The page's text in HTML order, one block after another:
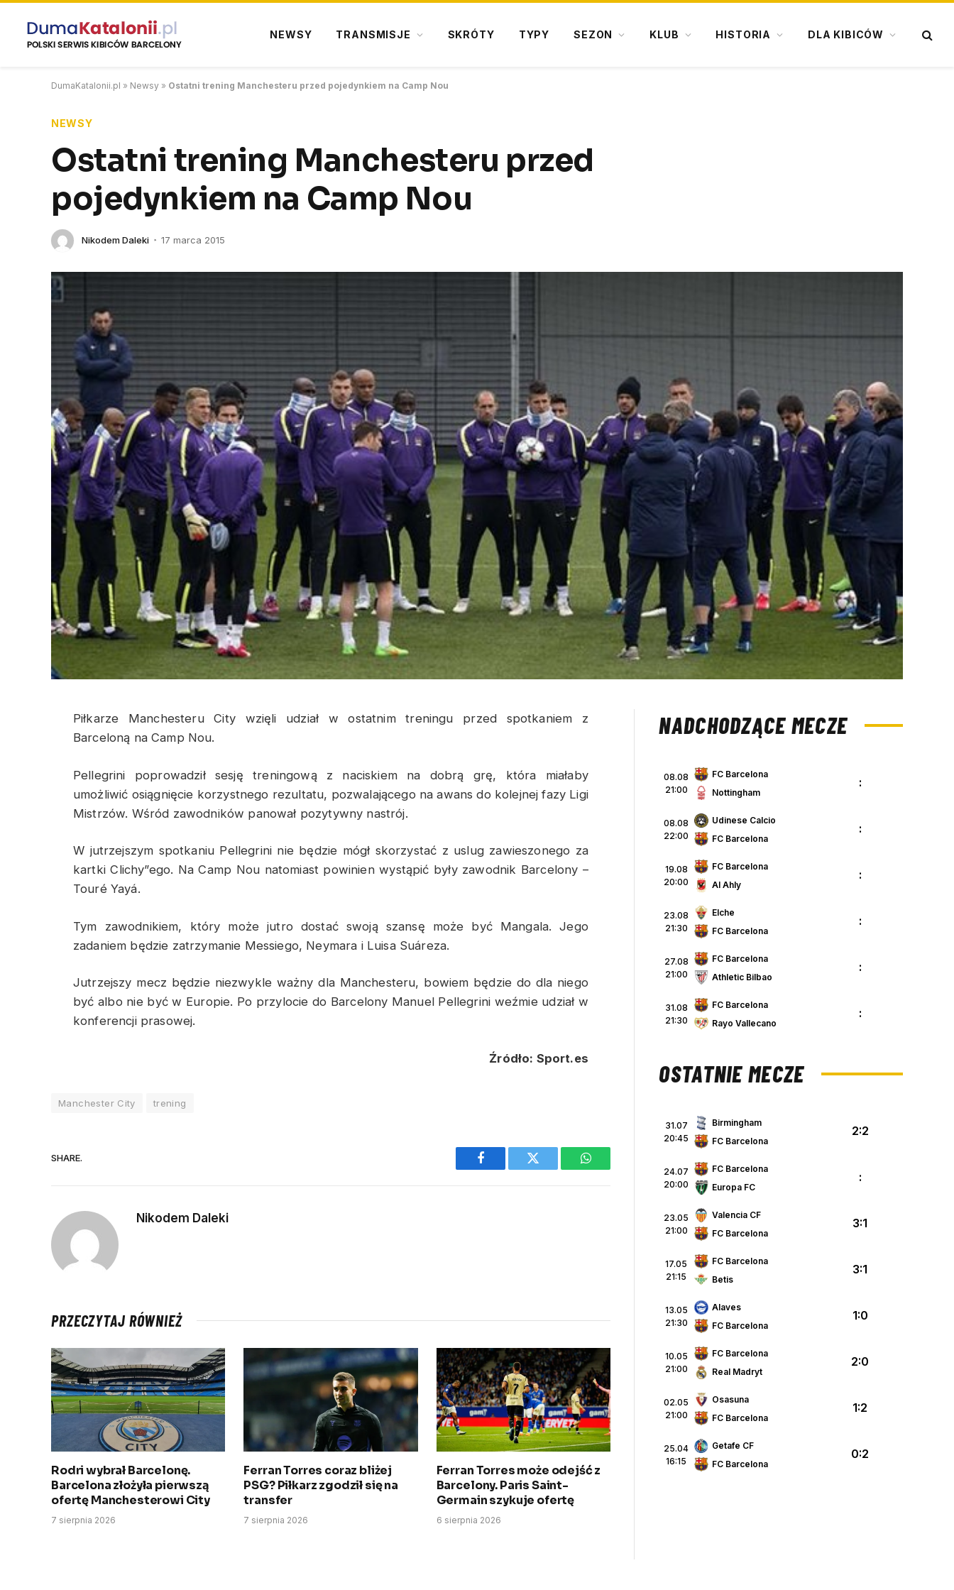
NEWSY TRANSMISJE SKRÓTY TYPY SEZON KLUB HISTORIA DLA KIBICÓW
DumaKatalonii.pl » Newsy » Ostatni trening Manchesteru przed pojedynkiem na Camp Nou
NEWSY
Ostatni trening Manchesteru przed
pojedynkiem na Camp Nou
Nikodem Daleki 17 marca 2015
Piłkarze Manchesteru City wzięli udział w ostatnim treningu przed spotkaniem z
Barceloną na Camp Nou.
Pellegrini poprowadził sesję treningową z naciskiem na dobrą grę, która miałaby
umożliwić osiągnięcie korzystnego rezultatu, pozwalającego na awans do kolejnej fazy Ligi
Mistrzów. Wśród zawodników panował pozytywny nastrój.
W jutrzejszym spotkaniu Pellegrini nie będzie mógł skorzystać z uslug zawieszonego za
kartki Clichy”ego. Na Camp Nou natomiast powinien wystąpić były zawodnik Barcelony –
Touré Yayá.
Tym zawodnikiem, który może jutro dostać swoją szansę może być Mangala. Jego
zadaniem będzie zatrzymanie Messiego, Neymara i Luisa Suáreza.
Jutrzejszy mecz będzie niezwykle ważny dla Manchesteru, bowiem będzie do dla niego
być albo nie być w Europie. Po przylocie do Barcelony Manuel Pellegrini weźmie udział w
konferencji prasowej.
Źródło: Sport.es
Manchester City trening
SHARE.
Facebook Twitter WhatsApp
Nikodem Daleki
PRZECZYTAJ RÓWNIEŻ
Rodri wybrał Barcelonę.
Barcelona złożyła pierwszą
ofertę Manchesterowi City
7 sierpnia 2026
Ferran Torres coraz bliżej
PSG? Piłkarz zgodził się na
transfer
7 sierpnia 2026
Ferran Torres może odejść z
Barcelony. Paris Saint-
Germain szykuje ofertę
6 sierpnia 2026
NADCHODZĄCE MECZE
08.08
21:00
FC Barcelona
Nottingham
:
08.08
22:00
Udinese Calcio
FC Barcelona
:
19.08
20:00
FC Barcelona
Al Ahly
:
23.08
21:30
Elche
FC Barcelona
:
27.08
21:00
FC Barcelona
Athletic Bilbao
:
31.08
21:30
FC Barcelona
Rayo Vallecano
:
OSTATNIE MECZE
31.07
20:45
Birmingham
FC Barcelona
2:2
24.07
20:00
FC Barcelona
Europa FC
:
23.05
21:00
Valencia CF
FC Barcelona
3:1
17.05
21:15
FC Barcelona
Betis
3:1
13.05
21:30
Alaves
FC Barcelona
1:0
10.05
21:00
FC Barcelona
Real Madryt
2:0
02.05
21:00
Osasuna
FC Barcelona
1:2
25.04
16:15
Getafe CF
FC Barcelona
0:2